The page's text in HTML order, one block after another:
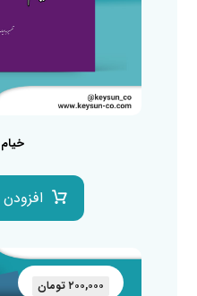
۲۰۰,۰۰۰ تومان